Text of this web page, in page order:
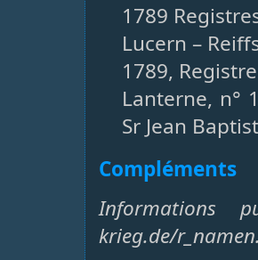
1789
Lucern –
1789,
Lanterne, n°
Sr Jean
Compléments
Informations
krieg.de/